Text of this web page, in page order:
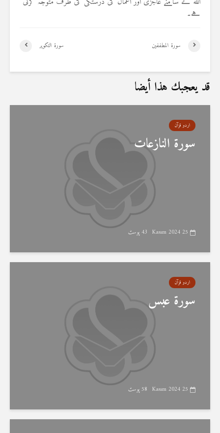
ہے۔
سورۃ التکویر سورۃ المطففین
قد يعجبك هذا أيضا
اردو قرآن
سورۃ النازعات
25 Kasım 2024 43 پوسٹ
اردو قرآن
سورۃ عبس
25 Kasım 2024 58 پوسٹ